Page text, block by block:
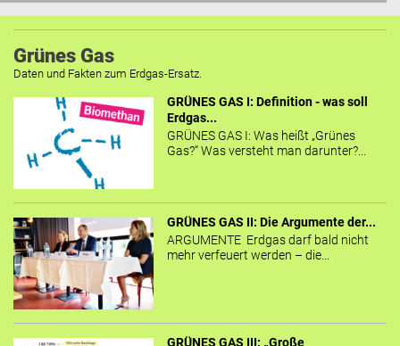
Grünes Gas
Daten und Fakten zum Erdgas-Ersatz.
GRÜNES GAS I: Definition - was soll
Erdgas...
GRÜNES GAS I: Was heißt „Grünes
Gas?“ Was versteht man darunter?...
GRÜNES GAS II: Die Argumente der...
ARGUMENTE Erdgas darf bald nicht
mehr verfeuert werden – die...
GRÜNES GAS III: „Große